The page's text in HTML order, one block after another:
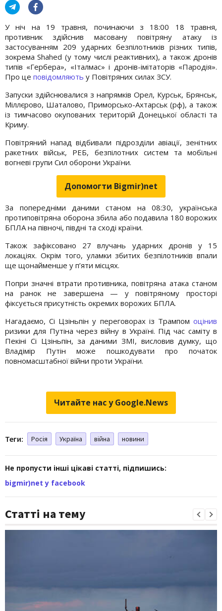
У ніч на 19 травня, починаючи з 18:00 18 травня,
противник здійснив масовану повітряну атаку із
застосуванням 209 ударних безпілотників різних типів,
зокрема Shahed (у тому числі реактивних), а також дронів
типів «Гербера», «Італмас» і дронів-імітаторів «Пародія».
Про це повідомляють у Повітряних силах ЗСУ.
Запуски здійснювалися з напрямків Орел, Курськ, Брянськ,
Міллєрово, Шаталово, Приморсько-Ахтарськ (рф), а також
із тимчасово окупованих територій Донецької області та
Криму.
Повітряний напад відбивали підрозділи авіації, зенітних
ракетних військ, РЕБ, безпілотних систем та мобільні
вогневі групи Сил оборони України.
Допомогти Bigmir)net
За попередніми даними станом на 08:30, українська
протиповітряна оборона збила або подавила 180 ворожих
БПЛА на півночі, півдні та сході країни.
Також зафіксовано 27 влучань ударних дронів у 15
локаціях. Окрім того, уламки збитих безпілотників впали
ще щонайменше у п’яти місцях.
Попри значні втрати противника, повітряна атака станом
на ранок не завершена — у повітряному просторі
фіксується присутність окремих ворожих БПЛА.
Нагадаємо, Сі Цзіньпін у переговорах із Трампом оцінив
ризики для Путіна через війну в Україні. Під час саміту в
Пекіні Сі Цзіньпін, за даними ЗМІ, висловив думку, що
Владімір Путін може пошкодувати про початок
повномасштабної війни проти України.
Читайте нас у Google.News
Теги: Росія Україна війна новини
Не пропусти інші цікаві статті, підпишись:
bigmir)net у facebook
Статті на тему